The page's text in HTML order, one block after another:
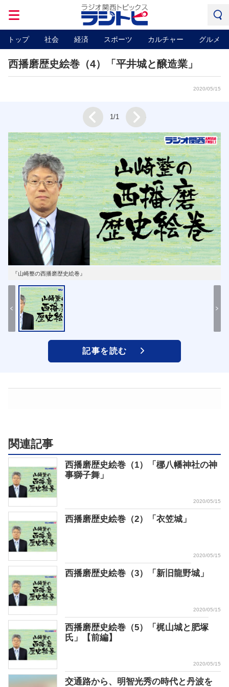
トップ 社会 経済 スポーツ カルチャー グルメ
西播磨歴史絵巻（4）「平井城と醸造業」
2020/05/15
『山崎整の西播磨歴史絵巻』
Prev 1/1
記事を読む
関連記事
西播磨歴史絵巻（1）「梛八幡神社の神
事獅子舞」
2020/05/15
西播磨歴史絵巻（2）「衣笠城」
2020/05/15
西播磨歴史絵巻（3）「新旧龍野城」
2020/05/15
西播磨歴史絵巻（5）「梶山城と肥塚
氏」【前編】
2020/05/15
交通路から、明智光秀の時代と丹波を